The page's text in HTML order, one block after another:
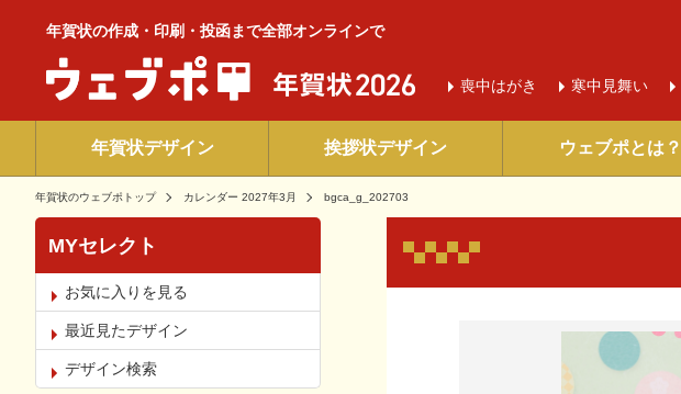
年賀状の作成・印刷・投函まで全部オンラインで
喪中はがき 寒中 見舞い
年賀状デザイン 挨拶状デザイン ウェブポとは？
年賀状のウェブポトップ カレンダー 2027年3月 bgca_g_202703
MYセレクト
お気に入りを見る
最近見たデザイン
デザイン検索